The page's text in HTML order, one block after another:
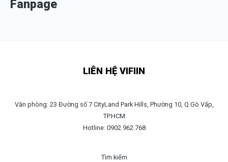
Fanpage
LIÊN HỆ VIFIIN
Văn phòng: 23 Đường số 7 CityLand Park Hills, Phường 10, Q.Gò Vấp,
TP.HCM
Hotline: 0902.962.768
Tìm kiếm